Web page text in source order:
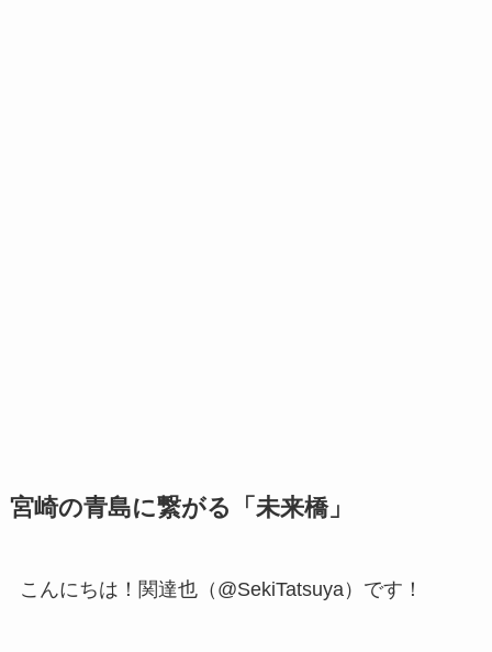
宮崎の青島に繋がる「未来橋」
こんにちは！関達也（@SekiTatsuya）です！